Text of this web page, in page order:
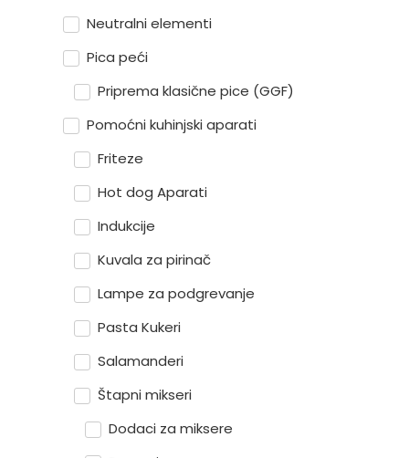
Neutralni elementi
Pica peći
Priprema klasične pice (GGF)
Pomoćni kuhinjski aparati
Friteze
Hot dog Aparati
Indukcije
Kuvala za pirinač
Lampe za podgrevanje
Pasta Kukeri
Salamanderi
Štapni mikseri
Dodaci za miksere